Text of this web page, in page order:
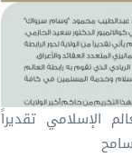
الإسلامي تقديراً